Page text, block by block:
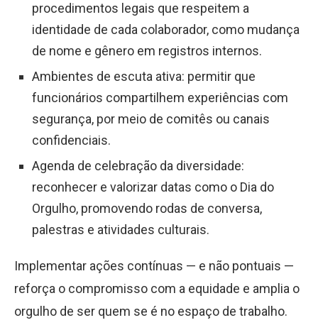
procedimentos legais que respeitem a
identidade de cada colaborador, como mudança
de nome e gênero em registros internos.
Ambientes de escuta ativa: permitir que
funcionários compartilhem experiências com
segurança, por meio de comitês ou canais
confidenciais.
Agenda de celebração da diversidade:
reconhecer e valorizar datas como o Dia do
Orgulho, promovendo rodas de conversa,
palestras e atividades culturais.
Implementar ações contínuas — e não pontuais —
reforça o compromisso com a equidade e amplia o
orgulho de ser quem se é no espaço de trabalho.